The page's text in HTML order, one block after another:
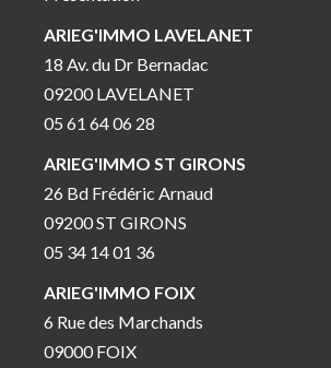
ARIEG'IMMO LAVELANET
18 Av. du Dr Bernadac
09200 LAVELANET
05 61 64 06 28
ARIEG'IMMO ST GIRONS
26 Bd Frédéric Arnaud
09200 ST GIRONS
05 34 14 01 36
ARIEG'IMMO FOIX
6 Rue des Marchands
09000 FOIX